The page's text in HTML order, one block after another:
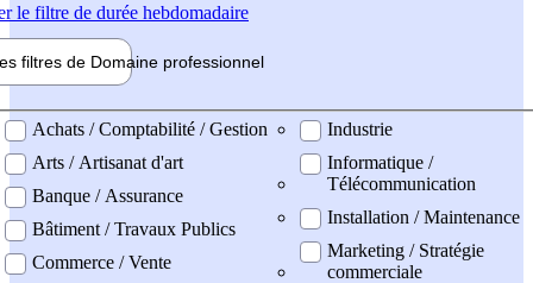
le filtre de durée hebdomadaire
filtres de Domaine professionnel
professionel
Achats / Comptabilité / Gestion
Arts / Artisanat d'art
Banque / Assurance
Bâtiment / Travaux Publics
Commerce / Vente
Industrie
Informatique /
Télécommunication
Installation / Maintenance
Marketing / Stratégie
commerciale